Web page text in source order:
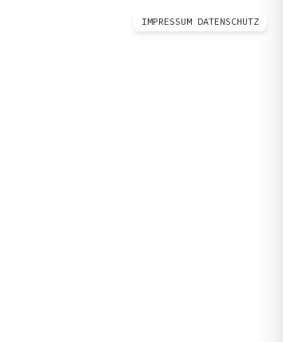
IMPRESSUM DATENSCHUTZ